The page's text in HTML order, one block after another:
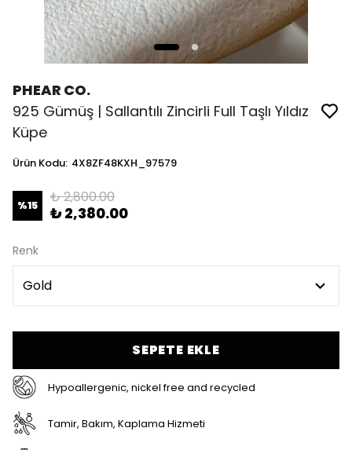
PHEAR CO.
925 Gümüş | Sallantılı Zincirli Full Taşlı Yıldız
Küpe
Ürün Kodu: 4X8ZF48KXH_97579
%15 ₺ 2,800.00
₺ 2,380.00
Renk
SEPETE EKLE
Hypoallergenic, nickel free and recycled
Tamir, Bakım, Kaplama Hizmeti